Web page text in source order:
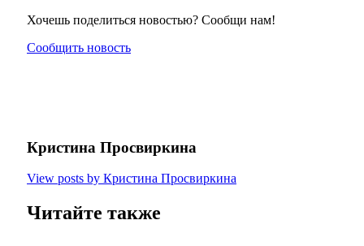
Хочешь поделиться новостью? Сообщи нам!
Сообщить новость
Кристина Просвиркина
View posts by Кристина Просвиркина
Читайте также